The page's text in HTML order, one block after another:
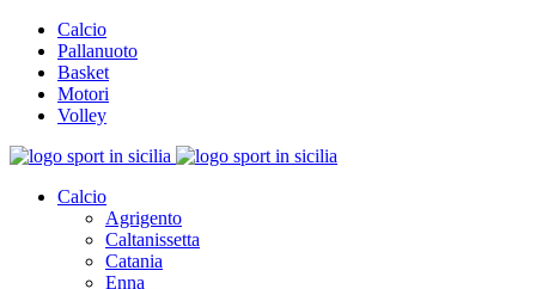
Calcio
Pallanuoto
Basket
Motori
Volley
Calcio
Agrigento
Caltanissetta
Catania
Enna